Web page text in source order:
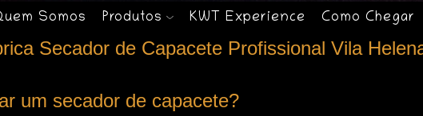
Somos Produtos KWT Experience Como Chegar
Secador de Capacete Profissional Vila
um secador de capacete?